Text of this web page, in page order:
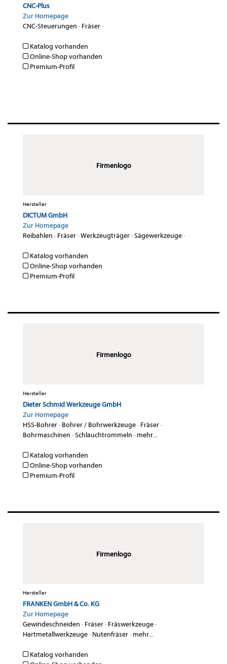
CNC-Plus
Zur Homepage
CNC-Steuerungen · Fräser·
Katalog vorhanden
Online-Shop vorhanden
Premium-Profil
Firmenlogo
Hersteller
DICTUM GmbH
Zur Homepage
Reibahlen · Fräser·Werkzeugträger·Sägewerkzeuge·
Katalog vorhanden
Online-Shop vorhanden
Premium-Profil
Firmenlogo
Hersteller
Dieter Schmid Werkzeuge GmbH
Zur Homepage
HSS-Bohrer· Bohrer / Bohrwerkzeuge· Fräser·
Bohrmaschinen ·Schlauchtrommeln · mehr...
Katalog vorhanden
Online-Shop vorhanden
Premium-Profil
Firmenlogo
Hersteller
FRANKEN GmbH & Co. KG
Zur Homepage
Gewindeschneiden · Fräser· Fräswerkzeuge·
Hartmetallwerkzeuge· Nutenfräser· mehr...
Katalog vorhanden